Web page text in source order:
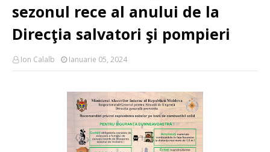
sezonul rece al anului de la
Direcţia salvatori şi pompieri
Ion Calalb Ianuarie 05, 2024